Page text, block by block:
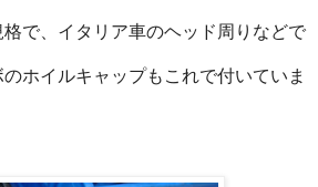
格で、イタリア車のヘッド周りなどで
ホイルキャップもこれで付いていま